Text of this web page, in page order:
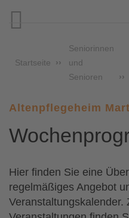

Startseite
Seniorinnen
und
Senioren
Altenpflegeheim
Hier finden Sie eine
regelmäßiges Angebot
Veranstaltungskalender.